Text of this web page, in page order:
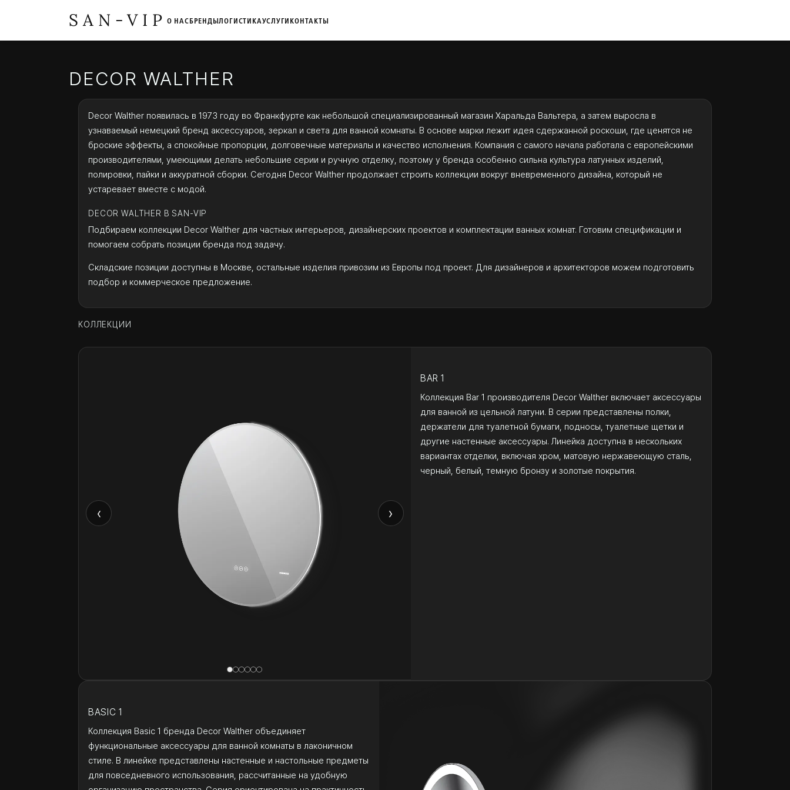
SAN-VIP О НАС БРЕНДЫЛОГИСТИКАУСЛУГИ КОНТАКТЫ
DECOR WALTHER
Decor Walther появилась в 1973 году во Франкфурте как небольшой специализированный магазин Харальда Вальтера, а затем выросла в
узнаваемый немецкий бренд аксессуаров, зеркал и света для ванной комнаты. В основе марки лежит идея сдержанной роскоши, где ценятся не
броские эффекты, а спокойные пропорции, долговечные материалы и качество исполнения. Компания с самого начала работала с европейскими
производителями, умеющими делать небольшие серии и ручную отделку, поэтому у бренда особенно сильна культура латунных изделий,
полировки, пайки и аккуратной сборки. Сегодня Decor Walther продолжает строить коллекции вокруг вневременного дизайна, который не
устаревает вместе с модой.
DECOR WALTHER В SAN-VIP
Подбираем коллекции Decor Walther для частных интерьеров, дизайнерских проектов и комплектации ванных комнат. Готовим спецификации и
помогаем собрать позиции бренда под задачу.
Складские позиции доступны в Москве, остальные изделия привозим из Европы под проект. Для дизайнеров и архитекторов можем подготовить
подбор и коммерческое предложение.
КОЛЛЕКЦИИ
‹ ›
BAR 1
Коллекция Bar 1 производителя Decor Walther включает аксессуары
для ванной из цельной латуни. В серии представлены полки,
держатели для туалетной бумаги, подносы, туалетные щетки и
другие настенные аксессуары. Линейка доступна в нескольких
вариантах отделки, включая хром, матовую нержавеющую сталь,
черный, белый, темную бронзу и золотые покрытия.
BASIC 1
Коллекция Basic 1 бренда Decor Walther объединяет
функциональные аксессуары для ванной комнаты в лаконичном
стиле. В линейке представлены настенные и настольные предметы
для повседневного использования, рассчитанные на удобную